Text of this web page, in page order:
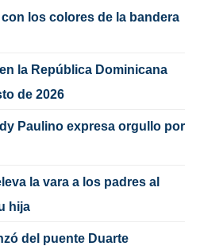
los colores de la bandera
la República Dominicana
de 2026
Paulino expresa orgullo por
la vara a los padres al
hija
del puente Duarte